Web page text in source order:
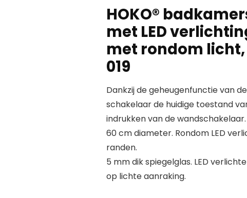
HOKO®
met LED
met rondom
019
Dankzij de geheugenfunctie van
schakelaar de huidige toestand
indrukken van de wandschakelaar.
60 cm diameter. Rondom LED
randen.
5 mm dik spiegelglas. LED
op lichte aanraking.